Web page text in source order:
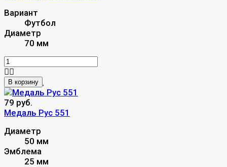
Вариант
Футбол
Диаметр
70 мм
В корзину
79 руб.
Медаль Рус 551
Диаметр
50 мм
Эмблема
25 мм